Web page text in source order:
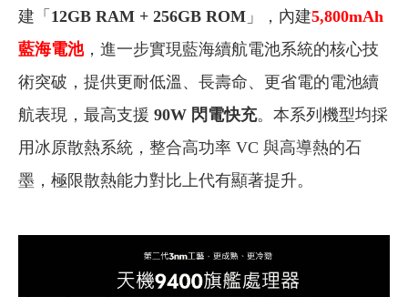
建「 12GB RAM + 256GB ROM 」，內建5,800mAh
藍海電池 ，進一步實現藍海續航電池系統的核心技
術突破，提供更耐低溫、長壽命、更省電的電池續
航表現，最高支援 90W 閃電快充。本系列機型均採
用冰原散熱系統，整合高功率 VC 與高導熱的石
墨，極限散熱能力對比上代有顯著提升。